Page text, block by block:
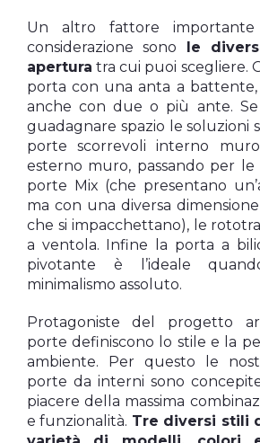
Un altro fattore
considerazione sono
le
apertura tra cui puoi scegliere.
porta con una anta a
anche con due o più ante. Se
guadagnare spazio le soluzioni
porte scorrevoli interno
esterno muro, passando per
porte Mix (che presentano
ma con una diversa
che si impacchettano), le
a ventola. Infine la porta a
pivotante è l’ideale
minimalismo assoluto.
Protagoniste del progetto
porte definiscono lo stile e la
ambiente. Per questo le
porte da interni sono
piacere della massima
e funzionalità. Tre diversi stili